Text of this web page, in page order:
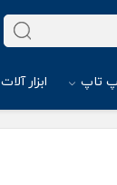
تاپ ابزار آلات